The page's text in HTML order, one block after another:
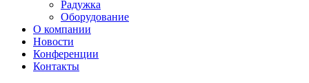
Радужка
Оборудование
О компании
Новости
Конференции
Контакты